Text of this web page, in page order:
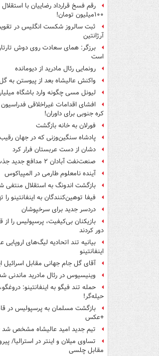
رقم فسخ قرارداد رضاییان با
۱۰۰میلیون تومان!
ثبت سالروز شکست انگلیس در
آرژانتین
برزگر: همای سعادت روی دوش
است
رونمایی رئال مادرید از دیومانده
واکنش عالیشاه بعد از پیوستن به
لیونل مسی چگونه وارد باشگاه
افشای اقدامات غیراخلاقی
کره جنوبی برای داوران!
فورلان به خانه بازگشت
پادشاه سنگین‌وزنی که در جهان رقیب
دشان از دست عربستان فرار کرد
صنعت‌نفت آبادان ۲ مدافع جدید جذب کرد
آینده نامعلوم طارمی در المپیاکوس
بازگشت اندونگ به استقلال منتفی
فیفا توهین‌کنندگان به اینفانتینو را
دردسر جدید برای سرخپوشان
بازیکنان بی‌کیفیت، پرسپولیس را از
دور کردند
بیانیه تند اتحادیه لیگ‌های اروپایی
اینفانتینو
آقای گل جام جهانی مقابل اسرائیل
وینیسیوس در رئال مادرید ماندنی
حمله تند فیگو به اینفانتینو:
حیله‌گر!
بازگشت مسلمان به پرسپولیس در
+عکس
تیم جدید امید عالیشاه مشخص
تساوی میلان و اینتر در استرالیا/
مقابل چلسی